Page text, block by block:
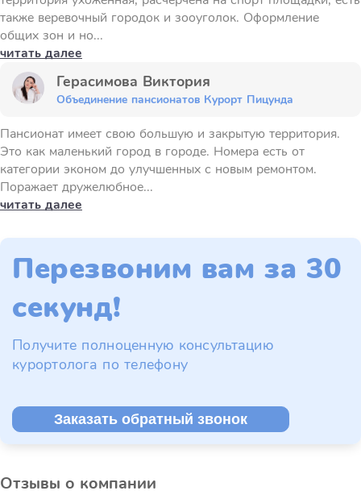
также веревочный городок и зооуголок. Оформление
общих зон и но...
читать далее
Герасимова Виктория
Объединение пансионатов Курорт Пицунда
Пансионат имеет свою большую и закрытую территория.
Это как маленький город в городе. Номера есть от
категории эконом до улучшенных с новым ремонтом.
Поражает дружелюбное...
читать далее
Перезвоним вам за 30
секунд!
Получите полноценную консультацию
курортолога по телефону
Заказать обратный звонок
Отзывы о компании